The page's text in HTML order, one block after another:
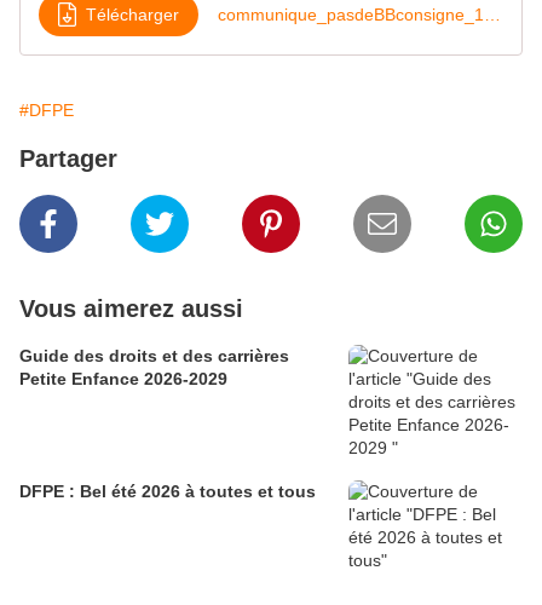
Télécharger
#DFPE
Partager
Vous aimerez aussi
Guide des droits et des carrières
Petite Enfance 2026-2029
DFPE : Bel été 2026 à toutes et tous